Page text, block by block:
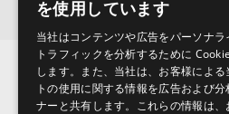
を使用しています
当社はコンテンツや広告をパーソナラ
トラフィックを分析するために
します。また、当社は、お客様による
トの使用に関する情報を広告および分
ナーと共有します。これらの情報は、